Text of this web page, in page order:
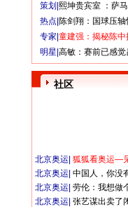
策划| 熙坤贵宾室 ：萨
热点| 陈剑翔：国球压轴
专家| 童建强：揭秘陈
明星| 高敏：赛前已感
社区
北京奥运 狐狐看奥运—
北京奥运 中国人，你没
北京奥运 劳伦：我想做
北京奥运 张艺谋出卖了